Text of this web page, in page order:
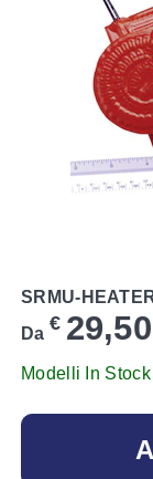
SRMU-
Da € 29,50
Modelli In Stock